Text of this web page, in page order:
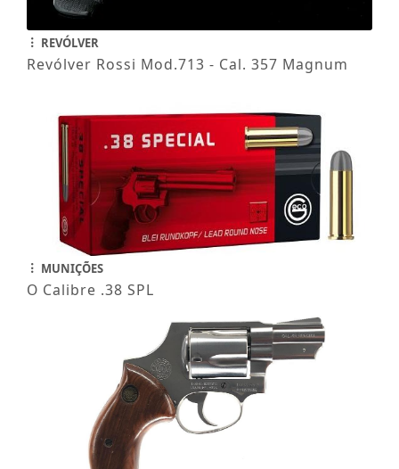
REVÓLVER
Revólver Rossi Mod.713 - Cal. 357 Magnum
MUNIÇÕES
O Calibre .38 SPL